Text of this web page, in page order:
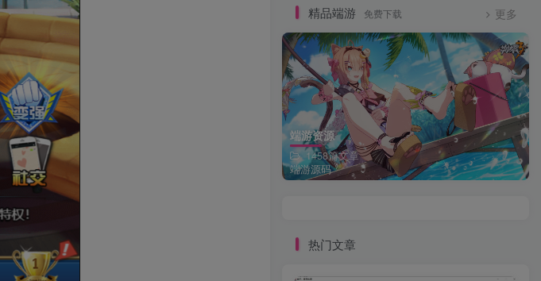
精品端游 免费下载 更多
端游资源
1458篇文章
端游源码
热门文章